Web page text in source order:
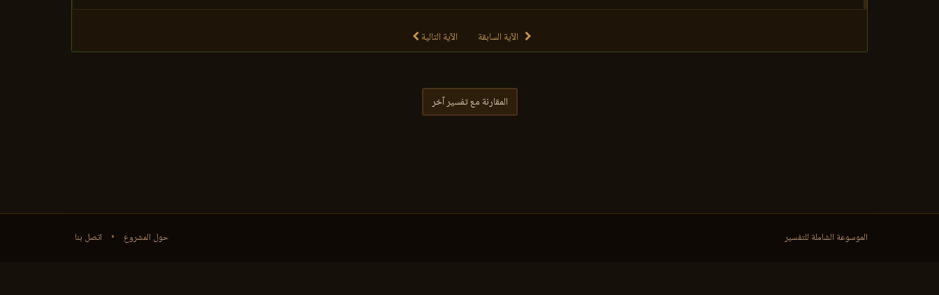
الآية السابقة الآية التالية
المقارنة مع تفسير آخر
حول المشروع • اتصل بنا الموسوعة الشاملة للتفسير